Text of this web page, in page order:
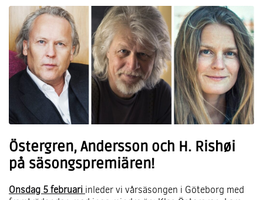
Östergren, Andersson och H. Rishøi
på säsongspremiären!
Onsdag 5 februari inleder vi vårsäsongen i Göteborg med